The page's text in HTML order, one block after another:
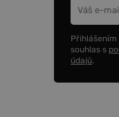
souhlas s
údajů.